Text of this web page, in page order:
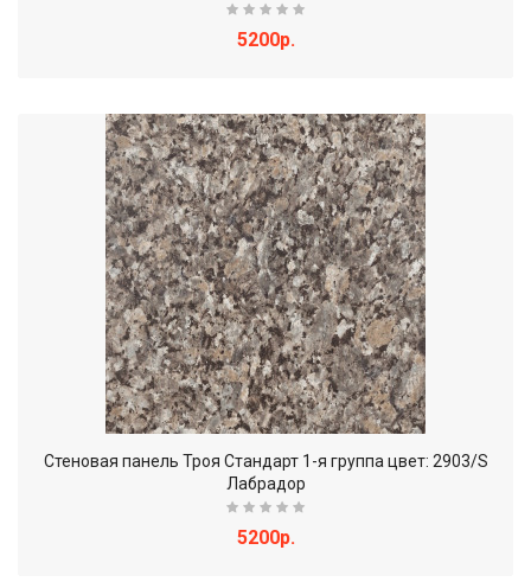
5200р.
Стеновая панель Троя Стандарт 1-я группа цвет: 2903/S
Лабрадор
5200р.